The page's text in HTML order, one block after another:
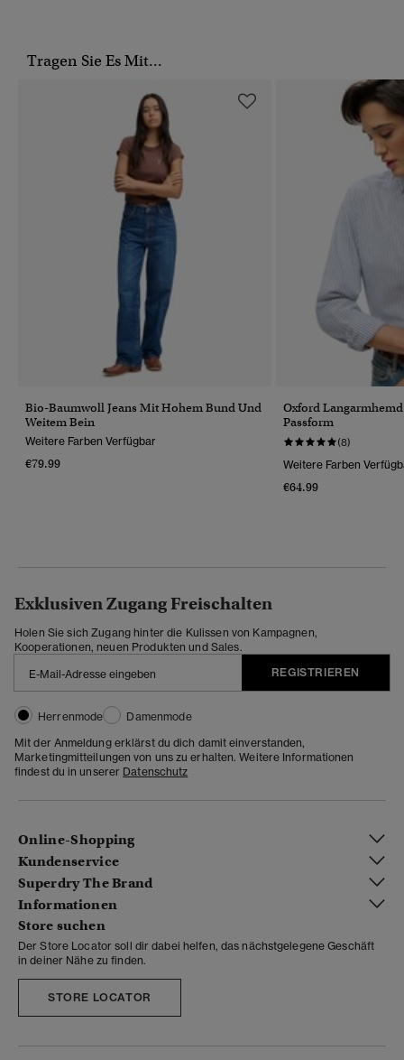
Tragen Sie Es Mit...
Bio-Baumwoll Jeans Mit Hohem Bund Und
Weitem Bein
Weitere Farben Verfügbar
€79.99
Oxford
Passform
(8)
Weitere Farben
€64.99
Exklusiven Zugang Freischalten
Holen Sie sich Zugang hinter die Kulissen von Kampagnen,
Kooperationen, neuen Produkten und Sales.
REGISTRIEREN
Herrenmode
Damenmode
Mit der Anmeldung erklärst du dich damit einverstanden,
Marketingmitteilungen von uns zu erhalten. Weitere Informationen
findest du in unserer Datenschutz
Online-Shopping
Kundenservice
Superdry The Brand
Informationen
Store suchen
Der Store Locator soll dir dabei helfen, das nächstgelegene Geschäft
in deiner Nähe zu finden.
STORE LOCATOR